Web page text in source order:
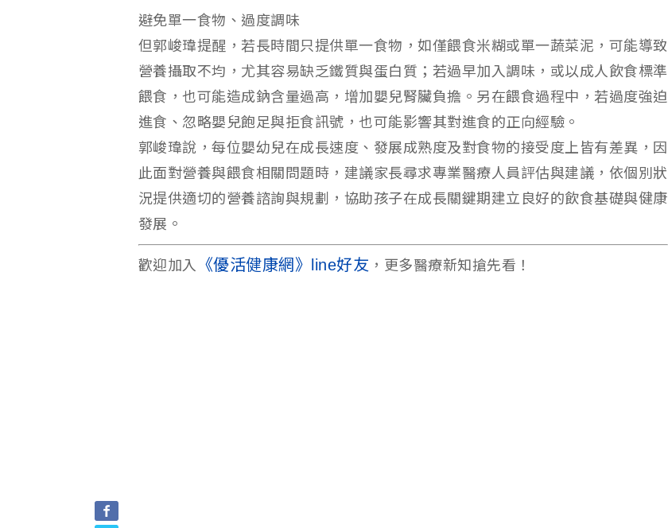
避免單一食物、過度調味
但郭峻瑋提醒，若長時間只提供單一食物，如僅餵食米糊或單一蔬菜泥，可能導致
營養攝取不均，尤其容易缺乏鐵質與蛋白質；若過早加入調味，或以成人飲食標準
餵食，也可能造成鈉含量過高，增加嬰兒腎臟負擔。另在餵食過程中，若過度強迫
進食、忽略嬰兒飽足與拒食訊號，也可能影響其對進食的正向經驗。
郭峻瑋說，每位嬰幼兒在成長速度、發展成熟度及對食物的接受度上皆有差異，因
此面對營養與餵食相關問題時，建議家長尋求專業醫療人員評估與建議，依個別狀
況提供適切的營養諮詢與規劃，協助孩子在成長關鍵期建立良好的飲食基礎與健康
發展。
歡迎加入 《優活健康網》line好友 ，更多醫療新知搶先看！